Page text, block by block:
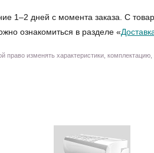
1–2 дней с момента заказа. С
ознакомиться в разделе «
изменять характеристики,